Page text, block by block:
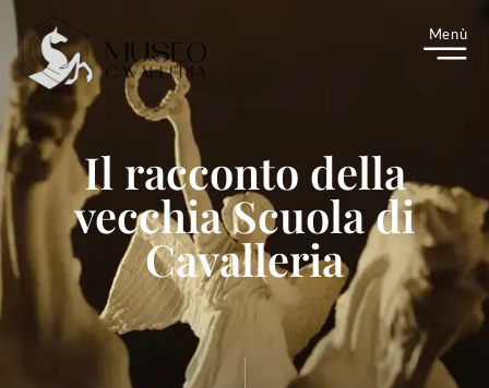
Menù
Il racconto della
vecchia Scuola di
Cavalleria